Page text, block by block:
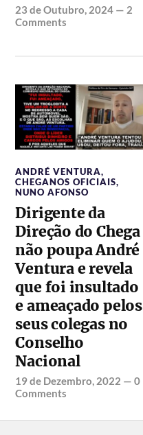
23 de Outubro, 2024 — 2
Comments
ANDRÉ VENTURA,
CHEGANOS OFICIAIS,
NUNO AFONSO
Dirigente da
Direção do Chega
não poupa André
Ventura e revela
que foi insultado
e ameaçado pelos
seus colegas no
Conselho
Nacional
19 de Dezembro, 2022 —0
Comments